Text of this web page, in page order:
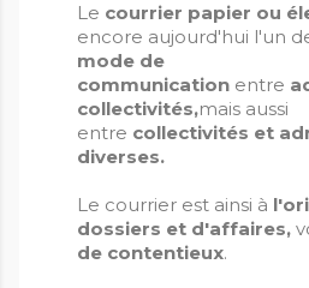
Le courrier papier ou
encore aujourd'hui l'un
mode de
communication entre
collectivités,mais aussi
entre collectivités et
diverses.
Le courrier est ainsi à
dossiers et d'affaires,
de contentieux.